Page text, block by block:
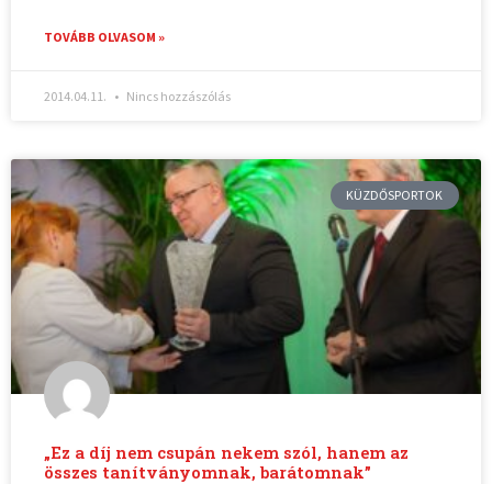
TOVÁBB OLVASOM »
2014.04.11. Nincs hozzászólás
KÜZDŐSPORTOK
„Ez a díj nem csupán nekem szól, hanem az
összes tanítványomnak, barátomnak”